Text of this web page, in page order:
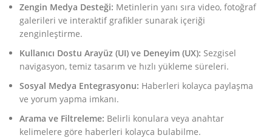
Zengin Medya Desteği: Metinlerin yanı sıra video, fotoğraf
galerileri ve interaktif grafikler sunarak içeriği
zenginleştirme.
Kullanıcı Dostu Arayüz (UI) ve Deneyim (UX): Sezgisel
navigasyon, temiz tasarım ve hızlı yükleme süreleri.
Sosyal Medya Entegrasyonu: Haberleri kolayca paylaşma
ve yorum yapma imkanı.
Arama ve Filtreleme: Belirli konulara veya anahtar
kelimelere göre haberleri kolayca bulabilme.